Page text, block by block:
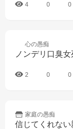
4 0 0
心の愚痴
ノンデリ口臭女
2 0 0
家庭の愚痴
信じてくれな